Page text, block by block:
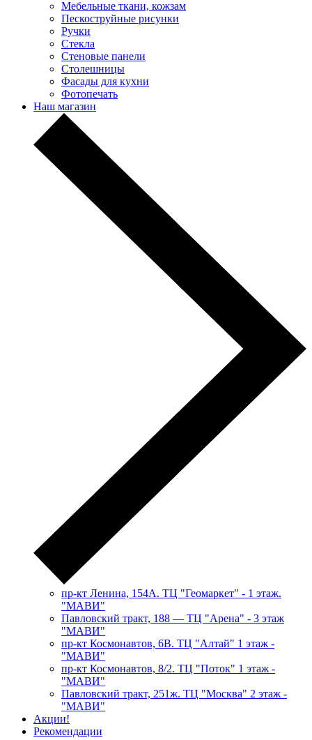
Мебельные ткани, кожзам
Пескоструйные рисунки
Ручки
Стекла
Стеновые панели
Столешницы
Фасады для кухни
Фотопечать
Наш магазин
пр-кт Ленина, 154А. ТЦ "Геомаркет" - 1 этаж.
"МАВИ"
​Павловский тракт, 188 — ТЦ "Арена" - 3 этаж
"МАВИ"
пр-кт Космонавтов, 6В. ТЦ "Алтай" 1 этаж -
"МАВИ"
пр-кт Космонавтов, 8/2. ТЦ "Поток" 1 этаж -
"МАВИ"
Павловский тракт, 251ж. ТЦ "Москва" 2 этаж -
"МАВИ"
Акции!
Рекомендации